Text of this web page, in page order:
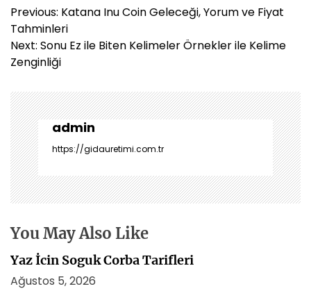
Y
a
z
ı
e
z
i
n
m
e
s
Previous: Katana Inu Coin Geleceği, Yorum ve Fiyat
Tahminleri
Next: Sonu Ez ile Biten Kelimeler Örnekler ile Kelime
Zenginliği
admin
https://gidauretimi.com.tr
You May Also Like
Yaz İcin Soguk Corba Tarifleri
Ağustos 5, 2026